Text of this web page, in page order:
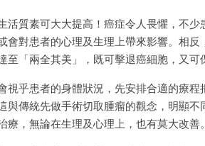
活質素可大大提高！癌症令人畏懼，不
會對患者的心理及生理上帶來影響。相
至「兩全其美」，既可擊退癌細胞，又
視乎患者的身體狀況，先安排合適的療
與傳統先做手術切取腫瘤的觀念，明顯
療，無論在生理及心理上，也有莫大改善。